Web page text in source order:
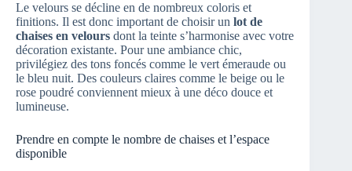
Le velours se décline en de nombreux coloris et
finitions. Il est donc important de choisir un lot de
chaises en velours dont la teinte s’harmonise avec votre
décoration existante. Pour une ambiance chic,
privilégiez des tons foncés comme le vert émeraude ou
le bleu nuit. Des couleurs claires comme le beige ou le
rose poudré conviennent mieux à une déco douce et
lumineuse.
Prendre en compte le nombre de chaises et l’espace
disponible